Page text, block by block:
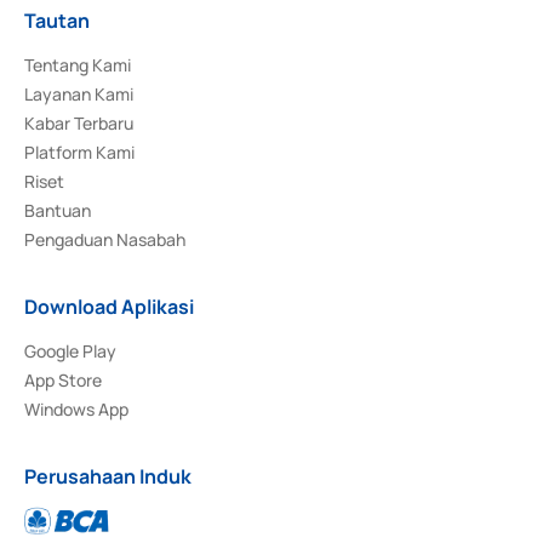
Tautan
Tentang Kami
Layanan Kami
Kabar Terbaru
Platform Kami
Riset
Bantuan
Pengaduan Nasabah
Download Aplikasi
Google Play
App Store
Windows App
Perusahaan Induk